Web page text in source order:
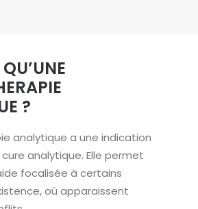
?
analytique a une indication
analytique. Elle permet
focalisée à certains
où apparaissent